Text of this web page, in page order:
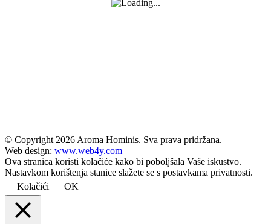
© Copyright 2026 Aroma Hominis. Sva prava pridržana.
Web design: www.web4y.com
Ova stranica koristi kolačiće kako bi poboljšala Vaše iskustvo.
Nastavkom korištenja stanice slažete se s postavkama privatnosti.
Kolačići
OK